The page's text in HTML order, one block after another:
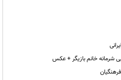
شرمانه خانم بازیگر + عکس